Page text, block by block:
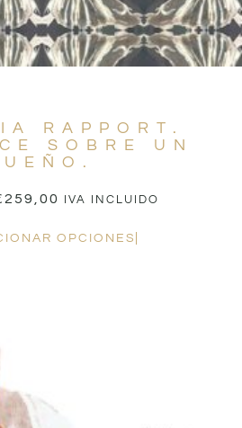
RAPPORT.
SOBRE UN
259,00 IVA INCLUIDO
OPCIONES